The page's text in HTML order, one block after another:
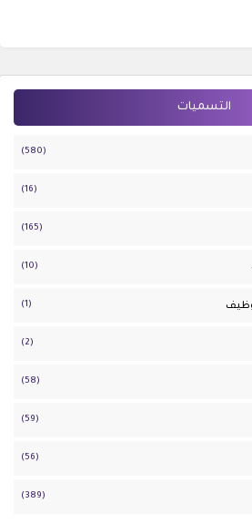
التسميات
(580)
(16)
(165)
(10)
(1)
(2)
(58)
(59)
(56)
(389)